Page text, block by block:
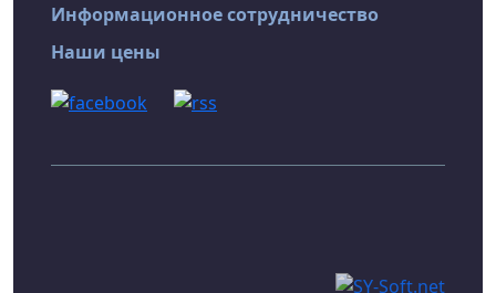
Информационное сотрудничество
Наши цены